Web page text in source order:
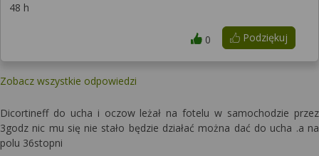
48 h
Podziękuj
0
Zobacz wszystkie odpowiedzi
Dicortineff do ucha i oczow leżał na fotelu w samochodzie przez
3godz nic mu się nie stało będzie działać można dać do ucha .a na
polu 36stopni